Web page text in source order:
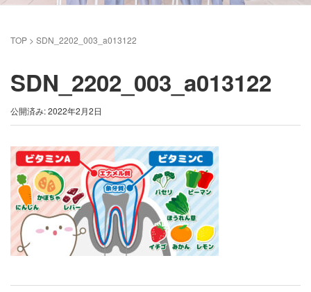
TOP > SDN_2202_003_a013122
SDN_2202_003_a013122
公開済み: 2022年2月2日